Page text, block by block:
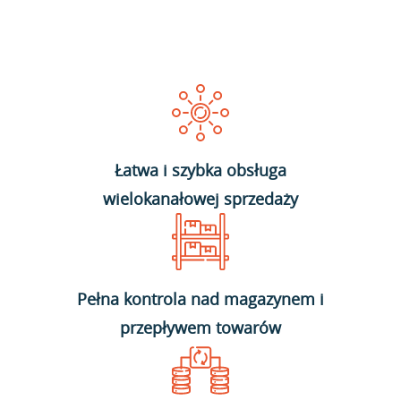
Łatwa i szybka obsługa
wielokanałowej sprzedaży
Pełna kontrola nad magazynem i
przepływem towarów